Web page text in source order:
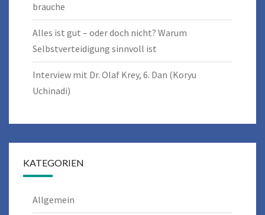
brauche
Alles ist gut – oder doch nicht? Warum
Selbstverteidigung sinnvoll ist
Interview mit Dr. Olaf Krey, 6. Dan (Koryu
Uchinadi)
KATEGORIEN
Allgemein